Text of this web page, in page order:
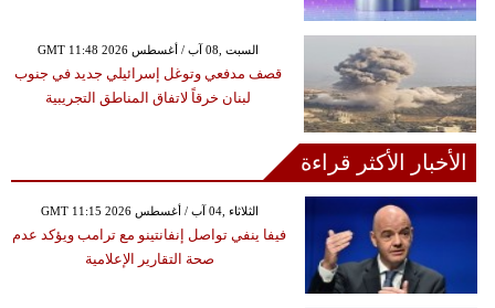
GMT 11:48 2026 السبت ,08 آب / أغسطس
قصف مدفعي وتوغل إسرائيلي جديد في جنوب
لبنان خرقاً لاتفاق المناطق التجريبية
الأخبار الأكثر قراءة
GMT 11:15 2026 الثلاثاء ,04 آب / أغسطس
فيفا ينفي تواصل إنفانتينو مع ترامب ويؤكد عدم
صحة التقارير الإعلامية